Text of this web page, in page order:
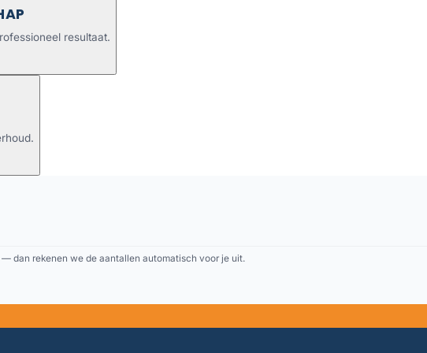
resultaat.
dan rekenen we de aantallen automatisch voor je uit.